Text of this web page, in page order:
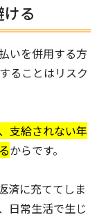
る
いを併用する方
ることはリスク
支給されない年
からです。
済に充ててしま
日常生活で生じ